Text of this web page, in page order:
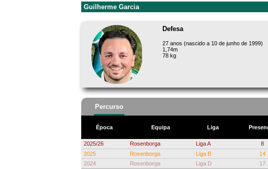
Guilherme Garcia
Defesa
27 anos (nascido a 10 de junho de 1999)
1,74m
78 kg
Percurso
Época Equipa Liga
2025/26
Rosenborga Liga A 8
2025
Rosenborga Liga B 14
2024
Rosenborga Liga D 17